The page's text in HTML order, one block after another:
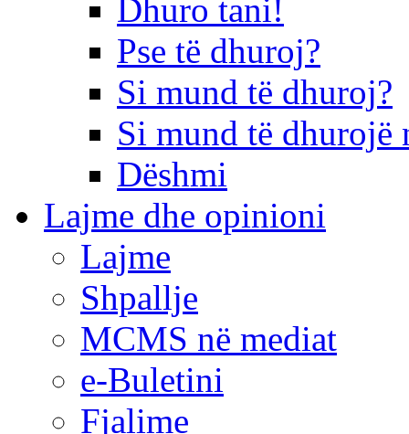
Dhuro tani!
Pse të dhuroj?
Si mund të dhuroj?
Si mund të dhurojë
Dëshmi
Lajme dhe opinioni
Lajme
Shpallje
MCMS në mediat
e-Buletini
Fjalime